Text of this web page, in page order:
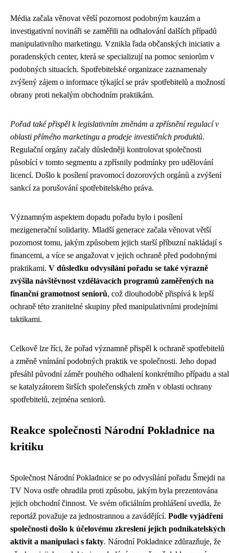
Média začala věnovat větší pozornost podobným kauzám a
investigativní novináři se zaměřili na odhalování dalších případů
manipulativního marketingu. Vznikla řada občanských iniciativ a
poradenských center, která se specializují na pomoc seniorům v
podobných situacích. Spotřebitelské organizace zaznamenaly
zvýšený zájem o informace týkající se práv spotřebitelů a možností
obrany proti nekalým obchodním praktikám.
Pořad také přispěl k legislativním změnám a zpřísnění regulací v
oblasti přímého marketingu a prodeje investičních produktů.
Regulační orgány začaly důsledněji kontrolovat společnosti
působící v tomto segmentu a zpřísnily podmínky pro udělování
licencí. Došlo k posílení pravomocí dozorových orgánů a zvýšení
sankcí za porušování spotřebitelského práva.
Významným aspektem dopadu pořadu bylo i posílení
mezigenerační solidarity. Mladší generace začala věnovat větší
pozornost tomu, jakým způsobem jejich starší příbuzní nakládají s
financemi, a více se angažovat v jejich ochraně před podobnými
praktikami. V důsledku odvysílání pořadu se také výrazně
zvýšila návštěvnost vzdělávacích programů zaměřených na
finanční gramotnost seniorů, což dlouhodobě přispívá k lepší
ochraně této zranitelné skupiny před manipulativními prodejními
taktikami.
Celkově lze říci, že pořad významně přispěl k ochraně spotřebitelů
a změně vnímání podobných praktik ve společnosti. Jeho dopad
přesáhl původní záměr pouhého odhalení konkrétního případu a stal
se katalyzátorem širších společenských změn v oblasti ochrany
spotřebitelů, zejména seniorů.
Reakce společnosti Národní Pokladnice na
kritiku
Společnost Národní Pokladnice se po odvysílání pořadu Šmejdi na
TV Nova ostře ohradila proti způsobu, jakým byla prezentována
jejich obchodní činnost. Ve svém oficiálním prohlášení uvedla, že
reportáž považuje za jednostrannou a zavádějící. Podle vyjádření
společnosti došlo k účelovému zkreslení jejich podnikatelských
aktivit a manipulaci s fakty. Národní Pokladnice zdůrazňuje, že